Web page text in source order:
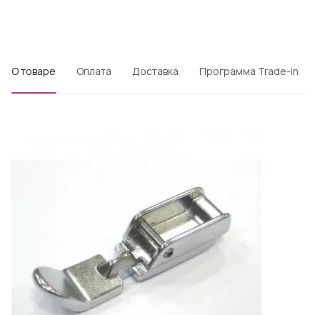
О товаре Оплата Доставка Программа Trade-in